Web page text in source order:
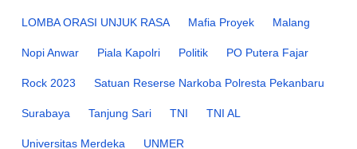
LOMBA ORASI UNJUK RASA Mafia Proyek Malang
Nopi Anwar Piala Kapolri Politik PO Putera Fajar
Rock 2023 Satuan Reserse Narkoba Polresta Pekanbaru
Surabaya Tanjung Sari TNI TNI AL
Universitas Merdeka UNMER